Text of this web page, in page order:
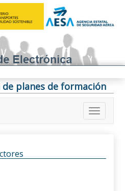
planes de formación